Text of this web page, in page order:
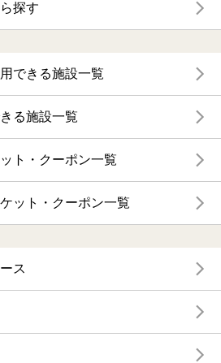
探す
できる施設一覧
る施設一覧
ト・クーポン一覧
ット・クーポン一覧
ス